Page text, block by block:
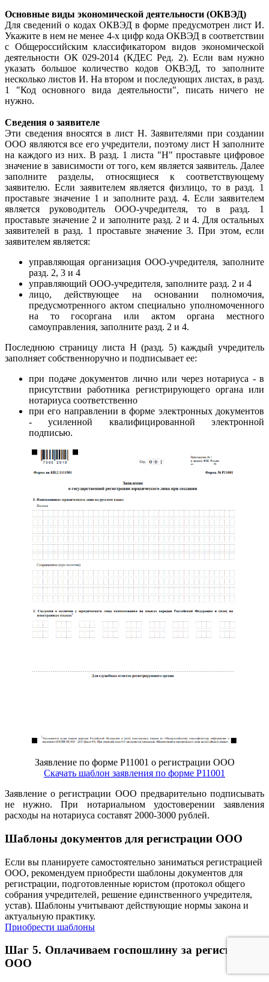
Основные виды экономической деятельности (ОКВЭД)
Для сведений о кодах ОКВЭД в форме предусмотрен лист И.
Укажите в нем не менее 4-х цифр кода ОКВЭД в соответствии
с Общероссийским классификатором видов экономической
деятельности ОК 029-2014 (КДЕС Ред. 2). Если вам нужно
указать большое количество кодов ОКВЭД, то заполните
несколько листов И. На втором и последующих листах, в разд.
1 "Код основного вида деятельности", писать ничего не
нужно.
Сведения о заявителе
Эти сведения вносятся в лист Н. Заявителями при создании
ООО являются все его учредители, поэтому лист Н заполните
на каждого из них. В разд. 1 листа "Н" проставьте цифровое
значение в зависимости от того, кем является заявитель. Далее
заполните разделы, относящиеся к соответствующему
заявителю. Если заявителем является физлицо, то в разд. 1
проставьте значение 1 и заполните разд. 4. Если заявителем
является руководитель ООО-учредителя, то в разд. 1
проставьте значение 2 и заполните разд. 2 и 4. Для остальных
заявителей в разд. 1 проставьте значение 3. При этом, если
заявителем является:
управляющая организация ООО-учредителя, заполните
разд. 2, 3 и 4
управляющий ООО-учредителя, заполните разд. 2 и 4
лицо, действующее на основании полномочия,
предусмотренного актом специально уполномоченного
на то госоргана или актом органа местного
самоуправления, заполните разд. 2 и 4.
Последнюю страницу листа Н (разд. 5) каждый учредитель
заполняет собственноручно и подписывает ее:
при подаче документов лично или через нотариуса - в
присутствии работника регистрирующего органа или
нотариуса соответственно
при его направлении в форме электронных документов
- усиленной квалифицированной электронной
подписью.
Заявление по форме Р11001 о регистрации ООО
Скачать шаблон заявления по форме Р11001
Заявление о регистрации ООО предварительно подписывать
не нужно. При нотариальном удостоверении заявления
расходы на нотариуса составят 2000-3000 рублей.
Шаблоны документов для регистрации ООО
Если вы планируете самостоятельно заниматься регистрацией
ООО, рекомендуем приобрести шаблоны документов для
регистрации, подготовленные юристом (протокол общего
собрания учредителей, решение единственного учредителя,
устав). Шаблоны учитывают действующие нормы закона и
актуальную практику.
Приобрести шаблоны
Шаг 5. Оплачиваем госпошлину за регистрацию
ООО